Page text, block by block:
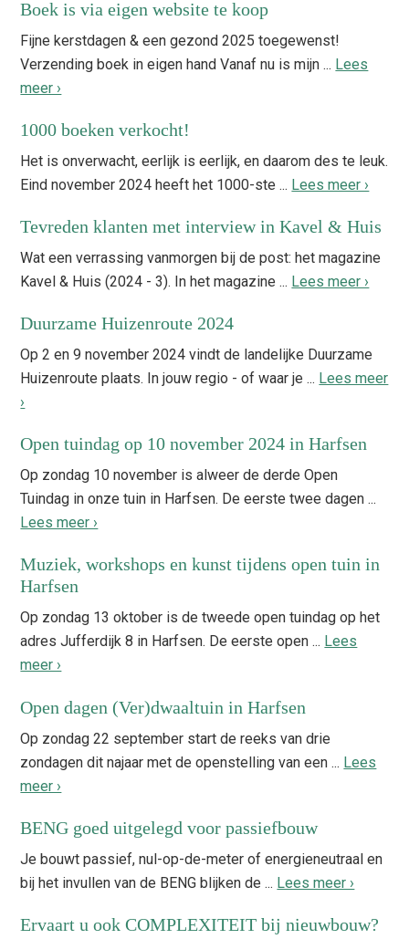
Boek is via eigen website te koop
Fijne kerstdagen & een gezond 2025 toegewenst!
Verzending boek in eigen hand Vanaf nu is mijn ... Lees
meer ›
1000 boeken verkocht!
Het is onverwacht, eerlijk is eerlijk, en daarom des te leuk.
Eind november 2024 heeft het 1000-ste ... Lees meer ›
Tevreden klanten met interview in Kavel & Huis
Wat een verrassing vanmorgen bij de post: het magazine
Kavel & Huis (2024 - 3). In het magazine ... Lees meer ›
Duurzame Huizenroute 2024
Op 2 en 9 november 2024 vindt de landelijke Duurzame
Huizenroute plaats. In jouw regio - of waar je ... Lees meer
›
Open tuindag op 10 november 2024 in Harfsen
Op zondag 10 november is alweer de derde Open
Tuindag in onze tuin in Harfsen. De eerste twee dagen ...
Lees meer ›
Muziek, workshops en kunst tijdens open tuin in
Harfsen
Op zondag 13 oktober is de tweede open tuindag op het
adres Jufferdijk 8 in Harfsen. De eerste open ... Lees
meer ›
Open dagen (Ver)dwaaltuin in Harfsen
Op zondag 22 september start de reeks van drie
zondagen dit najaar met de openstelling van een ... Lees
meer ›
BENG goed uitgelegd voor passiefbouw
Je bouwt passief, nul-op-de-meter of energieneutraal en
bij het invullen van de BENG blijken de ... Lees meer ›
Ervaart u ook COMPLEXITEIT bij nieuwbouw?